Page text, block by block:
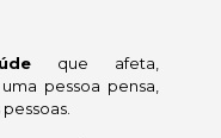
que afeta,
pessoa pensa,